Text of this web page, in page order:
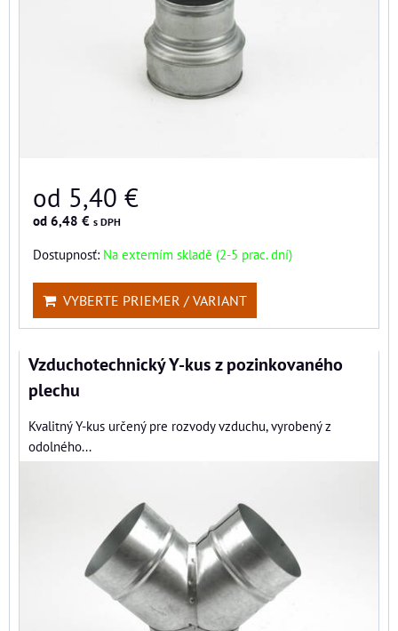
od 5,40 €
od 6,48 € s DPH
Dostupnosť: Na externím skladě (2-5 prac. dní)
VYBERTE PRIEMER / VARIANT
Vzduchotechnický Y-kus z pozinkovaného
plechu
Kvalitný Y-kus určený pre rozvody vzduchu, vyrobený z
odolného...